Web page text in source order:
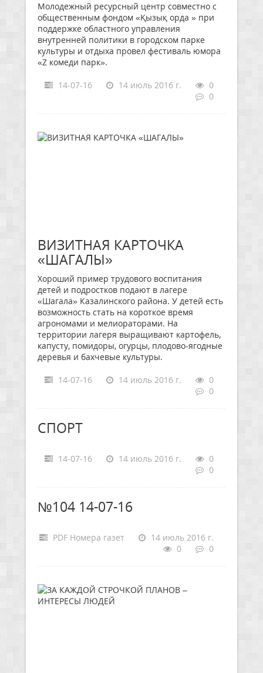
Молодежный ресурсный центр совместно с
общественным фондом «Қызық орда » при
поддержке областного управления
внутренней политики в городском парке
культуры и отдыха провел фестиваль юмора
«Z комеди парк».
14-07-16 14 июль 2016 г.
0
0
ВИЗИТНАЯ КАРТОЧКА
«ШАГАЛЫ»
Хороший пример трудового воспитания
детей и подростков подают в лагере
«Шагала» Казалинского района. У детей есть
возможность стать на короткое время
агрономами и мелиораторами. На
территории лагеря выращивают картофель,
капусту, помидоры, огурцы, плодово-ягодные
деревья и бахчевые культуры.
14-07-16 14 июль 2016 г.
0
0
СПОРТ
14-07-16 14 июль 2016 г.
0
0
№104 14-07-16
PDF Номера газет
14 июль 2016 г.
0
0